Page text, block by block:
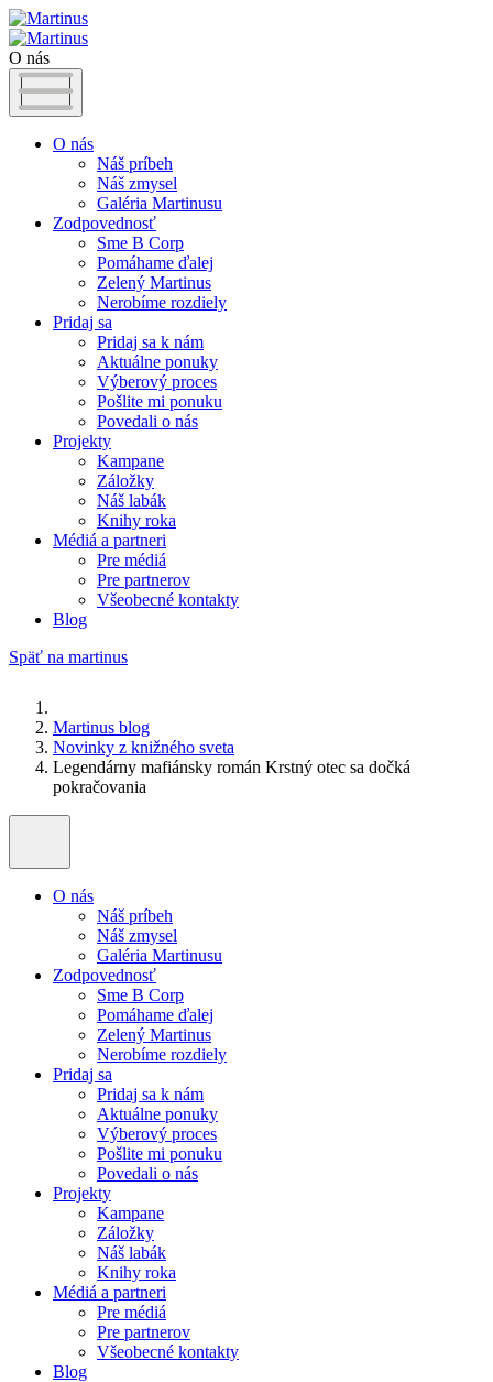
O nás
O nás
Náš príbeh
Náš zmysel
Galéria Martinusu
Zodpovednosť
Sme B Corp
Pomáhame ďalej
Zelený Martinus
Nerobíme rozdiely
Pridaj sa
Pridaj sa k nám
Aktuálne ponuky
Výberový proces
Pošlite mi ponuku
Povedali o nás
Projekty
Kampane
Záložky
Náš labák
Knihy roka
Médiá a partneri
Pre médiá
Pre partnerov
Všeobecné kontakty
Blog
Späť na martinus
Martinus blog
Novinky z knižného sveta
Legendárny mafiánsky román Krstný otec sa dočká
pokračovania
O nás
Náš príbeh
Náš zmysel
Galéria Martinusu
Zodpovednosť
Sme B Corp
Pomáhame ďalej
Zelený Martinus
Nerobíme rozdiely
Pridaj sa
Pridaj sa k nám
Aktuálne ponuky
Výberový proces
Pošlite mi ponuku
Povedali o nás
Projekty
Kampane
Záložky
Náš labák
Knihy roka
Médiá a partneri
Pre médiá
Pre partnerov
Všeobecné kontakty
Blog